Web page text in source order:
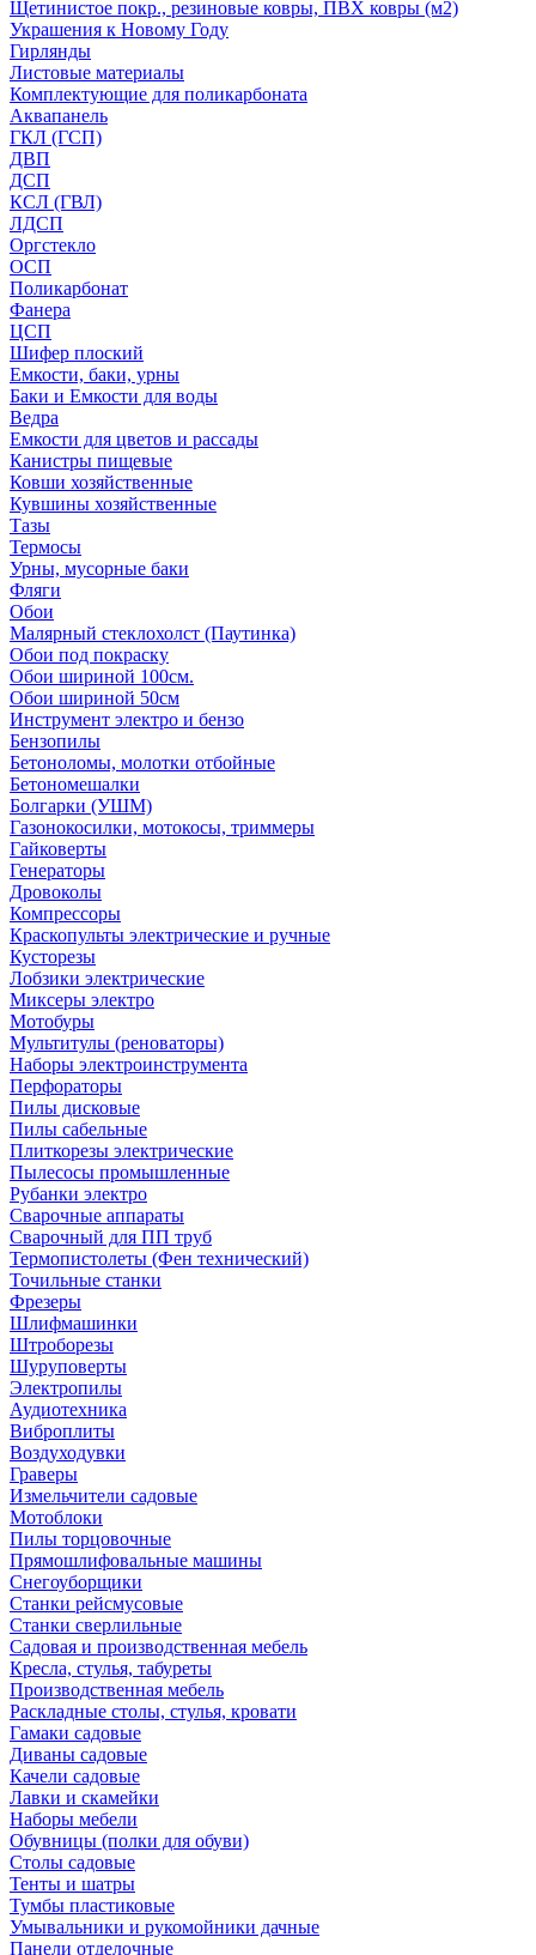
Щетинистое покр., резиновые ковры, ПВХ ковры (м2)
Украшения к Новому Году
Гирлянды
Листовые материалы
Комплектующие для поликарбоната
Аквапанель
ГКЛ (ГСП)
ДВП
ДСП
КСЛ (ГВЛ)
ЛДСП
Оргстекло
ОСП
Поликарбонат
Фанера
ЦСП
Шифер плоский
Емкости, баки, урны
Баки и Емкости для воды
Ведра
Емкости для цветов и рассады
Канистры пищевые
Ковши хозяйственные
Кувшины хозяйственные
Тазы
Термосы
Урны, мусорные баки
Фляги
Обои
Малярный стеклохолст (Паутинка)
Обои под покраску
Обои шириной 100см.
Обои шириной 50см
Инструмент электро и бензо
Бензопилы
Бетоноломы, молотки отбойные
Бетономешалки
Болгарки (УШМ)
Газонокосилки, мотокосы, триммеры
Гайковерты
Генераторы
Дровоколы
Компрессоры
Краскопульты электрические и ручные
Кусторезы
Лобзики электрические
Миксеры электро
Мотобуры
Мультитулы (реноваторы)
Наборы электроинструмента
Перфораторы
Пилы дисковые
Пилы сабельные
Плиткорезы электрические
Пылесосы промышленные
Рубанки электро
Сварочные аппараты
Сварочный для ПП труб
Термопистолеты (Фен технический)
Точильные станки
Фрезеры
Шлифмашинки
Штроборезы
Шуруповерты
Электропилы
Аудиотехника
Виброплиты
Воздуходувки
Граверы
Измельчители садовые
Мотоблоки
Пилы торцовочные
Прямошлифовальные машины
Снегоуборщики
Станки рейсмусовые
Станки сверлильные
Садовая и производственная мебель
Кресла, стулья, табуреты
Производственная мебель
Раскладные столы, стулья, кровати
Гамаки садовые
Диваны садовые
Качели садовые
Лавки и скамейки
Наборы мебели
Обувницы (полки для обуви)
Столы садовые
Тенты и шатры
Тумбы пластиковые
Умывальники и рукомойники дачные
Панели отделочные